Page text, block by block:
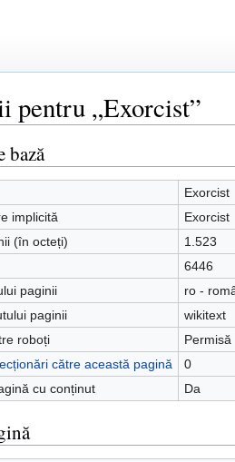
pentru „Exorcist”
bază
Exorcist
implicită
Exorcist
(în octeți)
1.523
6446
paginii
ro -
paginii
wikitext
roboți
Permisă
către această pagină
0
cu conținut
Da